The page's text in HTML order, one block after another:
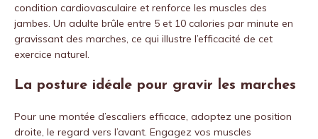
condition cardiovasculaire et renforce les muscles des
jambes. Un adulte brûle entre 5 et 10 calories par minute en
gravissant des marches, ce qui illustre l’efficacité de cet
exercice naturel.
La posture idéale pour gravir les marches
Pour une montée d’escaliers efficace, adoptez une position
droite, le regard vers l’avant. Engagez vos muscles